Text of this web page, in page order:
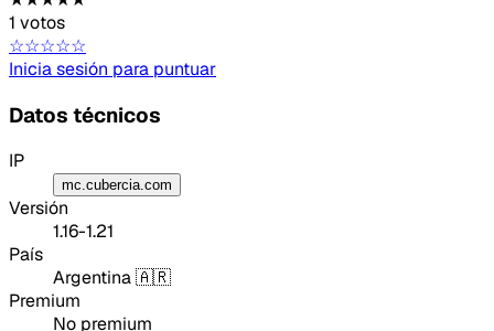
1 votos
☆☆☆☆☆
Inicia sesión para puntuar
Datos técnicos
IP
mc.cubercia.com
Versión
1.16-1.21
País
Argentina 🇦🇷
Premium
No premium